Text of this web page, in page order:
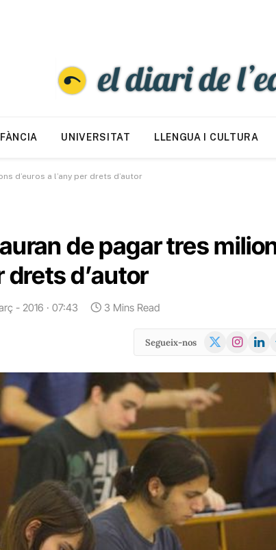
UNIVERSITAT LLENGUA I CULTURA
d’euros a l’any per drets d’autor
de pagar tres
drets d’autor
- 2016 · 07:43 3 Mins Read
Segueix-nos
X
Instagram